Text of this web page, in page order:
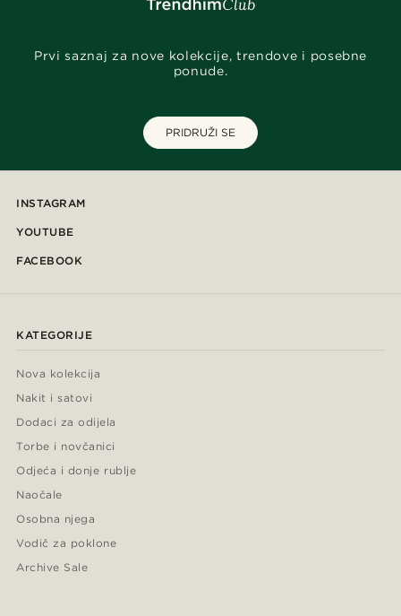
Prvi saznaj za nove kolekcije, trendove i posebne
ponude.
PRIDRUŽI SE
INSTAGRAM
YOUTUBE
FACEBOOK
KATEGORIJE
Nova kolekcija
Nakit i satovi
Dodaci za odijela
Torbe i novčanici
Odjeća i donje rublje
Naočale
Osobna njega
Vodič za poklone
Archive Sale